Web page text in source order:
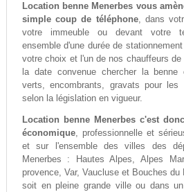
Location benne Menerbes vous
simple coup de téléphone, dans
votre immeuble ou devant votre
ensemble d'une durée de
votre choix et l'un de nos chauffeurs
la date convenue chercher la
verts, encombrants, gravats pour
selon la législation en vigueur.
Location benne Menerbes c'est
économique, professionnelle et
et sur l'ensemble des villes des
Menerbes : Hautes Alpes, Alpes
provence, Var, Vaucluse et Bouches
soit en pleine grande ville ou dans